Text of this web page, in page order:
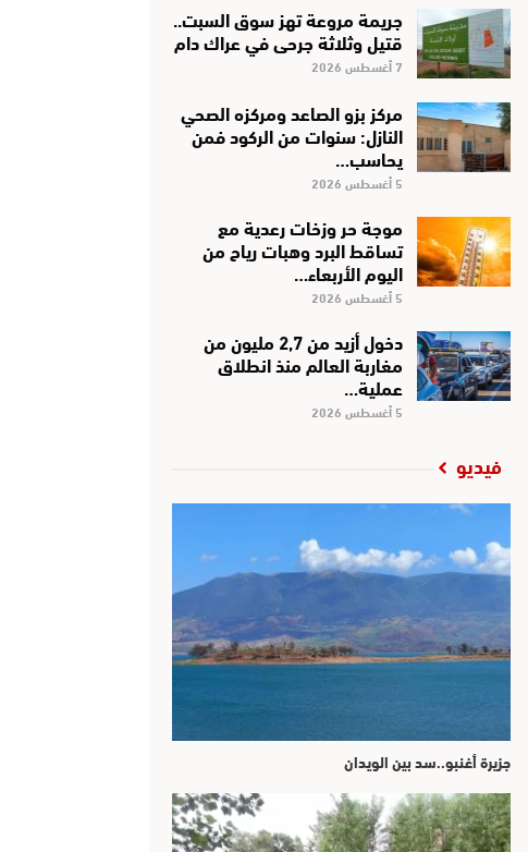
جريمة مروعة تهز سوق السبت..
قتيل وثلاثة جرحى في عراك دام
7 أغسطس 2026
مركز بزو الصاعد ومركزه الصحي
النازل: سنوات من الركود فمن
يحاسب…
5 أغسطس 2026
موجة حر وزخات رعدية مع
تساقط البرد وهبات رياح من
اليوم الأربعاء…
5 أغسطس 2026
دخول أزيد من 2,7 مليون من
مغاربة العالم منذ انطلاق
عملية…
5 أغسطس 2026
فيديو
جزيرة أغنبو..سد بين الويدان